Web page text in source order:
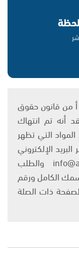
يتم الاستخدام المواد وفقًا للمادة 27 أ من قانون حقوق
كنت تعتقد أنه تم انتهاك
التي تظهر
الإلكتروني
على العنوان التالي: info@ashams.com والطلب
الكامل ورقم
ذات الصلة